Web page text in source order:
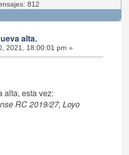
812
alta.
2021, 18:00:01 pm »
alta, esta vez:
RC 2019/27, Loyo